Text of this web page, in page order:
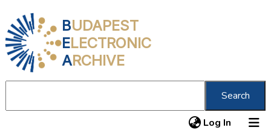
BUDAPEST
ELECTRONIC
ARCHIVE
Search
Log In (current)